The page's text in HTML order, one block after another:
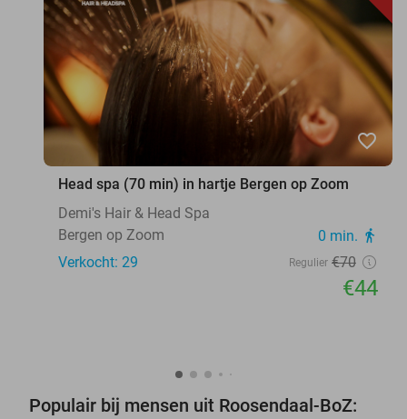
favorite_border
Head spa (70 min) in hartje Bergen op Zoom
Demi's Hair & Head Spa
Bergen op Zoom
0 min. directions_walk
Verkocht: 29 Regulier €70
€44
Populair bij mensen uit Roosendaal-BoZ: